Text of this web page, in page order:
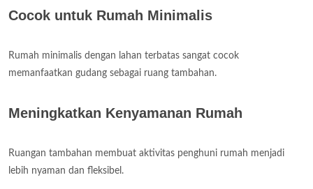
Cocok untuk Rumah Minimalis
Rumah minimalis dengan lahan terbatas sangat cocok
memanfaatkan gudang sebagai ruang tambahan.
Meningkatkan Kenyamanan Rumah
Ruangan tambahan membuat aktivitas penghuni rumah menjadi
lebih nyaman dan fleksibel.